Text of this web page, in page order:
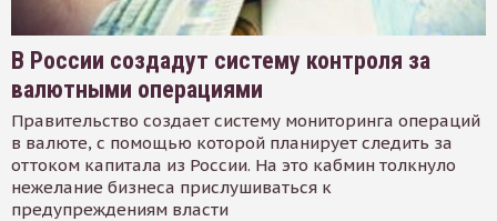
В России создадут систему контроля за
валютными операциями
Правительство создает систему мониторинга операций
в валюте, с помощью которой планирует следить за
оттоком капитала из России. На это кабмин толкнуло
нежелание бизнеса прислушиваться к
предупреждениям власти